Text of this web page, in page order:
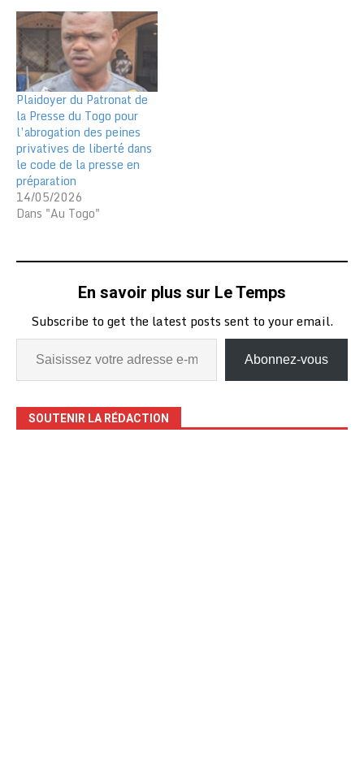
Plaidoyer du Patronat de
la Presse du Togo pour
l’abrogation des peines
privatives de liberté dans
le code de la presse en
préparation
14/05/2026
Dans "Au Togo"
En savoir plus sur Le Temps
Subscribe to get the latest posts sent to your email.
Abonnez-vous
SOUTENIR LA RÉDACTION